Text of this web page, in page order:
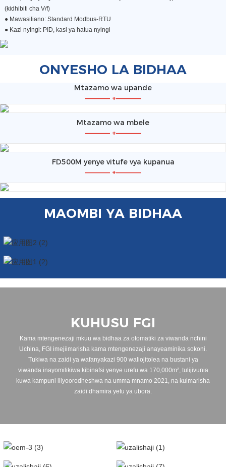
(kidhibiti cha V/f)
● Mawasiliano: Standard Modbus-RTU
● Kazi nyingi: PID, kasi ya hatua nyingi
ONYESHO LA BIDHAA
Mtazamo wa upande
————— +—————
Mtazamo wa mbele
————— +—————
FD500M yenye vitufe vya kupanua
————— +—————
MAOMBI YA BIDHAA
KUHUSU FGI
Kama mtengenezaji mkuu wa bidhaa za otomatiki za viwanda nchini
Uchina, FGI imejiimarisha kama mtengenezaji anayeaminika sokoni.
Tukiwa na zaidi ya wafanyakazi 900 waliojitolea na bustani ya
viwanda inayomilikiwa kibinafsi yenye urefu wa 170,000m², tulijivunia
kuwa kampuni iliyoorodheshwa na umma mnamo 2021, na kuimarisha
zaidi dhamira yetu ya ubora.